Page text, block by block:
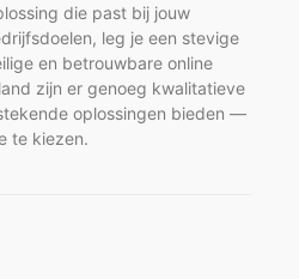
die past bij jouw
leg je een stevige
en betrouwbare online
zijn er genoeg kwalitatieve
oplossingen bieden —
te kiezen.